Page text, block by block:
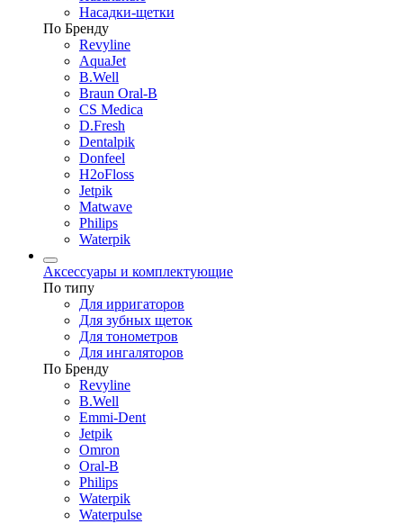
Насадки-щетки
По Бренду
Revyline
AquaJet
B.Well
Braun Oral-B
CS Medica
D.Fresh
Dentalpik
Donfeel
H2oFloss
Jetpik
Matwave
Philips
Waterpik
Аксессуары и комплектующие
По типу
Для ирригаторов
Для зубных щеток
Для тонометров
Для ингаляторов
По Бренду
Revyline
B.Well
Emmi-Dent
Jetpik
Omron
Oral-B
Philips
Waterpik
Waterpulse